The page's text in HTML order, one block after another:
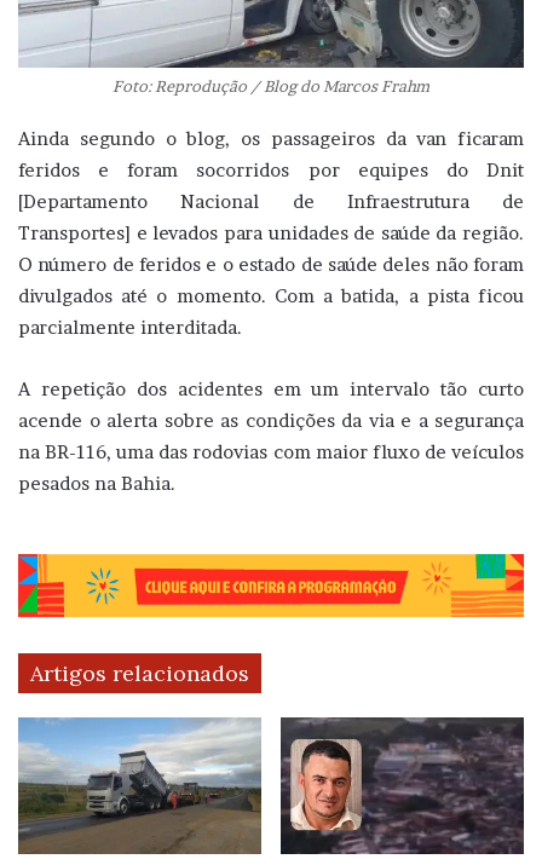
Foto: Reprodução / Blog do Marcos Frahm
Ainda segundo o blog, os passageiros da van ficaram
feridos e foram socorridos por equipes do Dnit
[Departamento Nacional de Infraestrutura de
Transportes] e levados para unidades de saúde da região.
O número de feridos e o estado de saúde deles não foram
divulgados até o momento. Com a batida, a pista ficou
parcialmente interditada.
A repetição dos acidentes em um intervalo tão curto
acende o alerta sobre as condições da via e a segurança
na BR-116, uma das rodovias com maior fluxo de veículos
pesados na Bahia.
Artigos relacionados